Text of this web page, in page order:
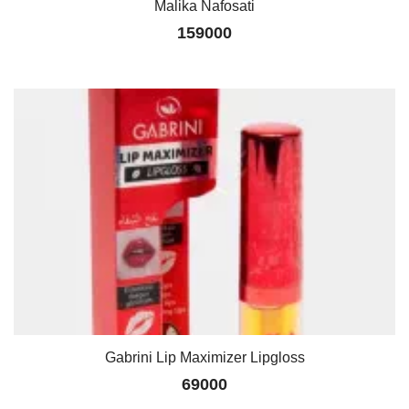
Malika Nafosati
159000
Gabrini Lip Maximizer Lipgloss
69000